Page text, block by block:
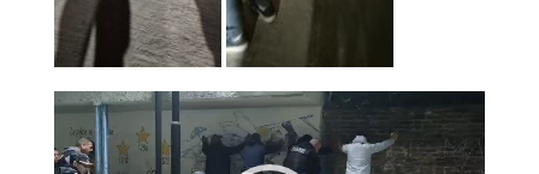
Reproductor
de
vídeo